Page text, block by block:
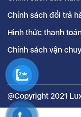
Chính sách đổi trả
Hình thức thanh
Chính sách vận
@Copyright 2021